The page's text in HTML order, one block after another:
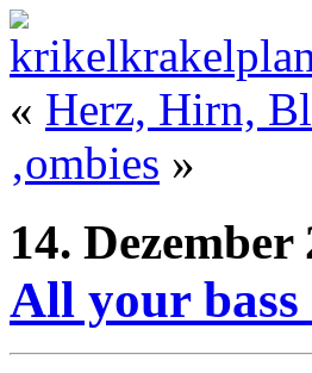
« Herz, Hirn,
‚ombies »
14. Dezember
All your